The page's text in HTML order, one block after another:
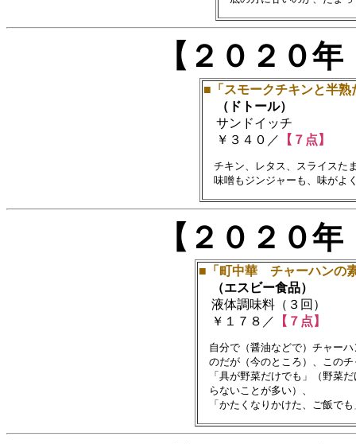
【２０２０
■「スモークチキンと半
（ドトール）
サンドイッチ
￥３４０／
【７点】
チキン、レタス、スライスた
【２０２０
■「町中華 チャーハンの
（エスビー食品）
液体調味料（３回）
￥１７８／ 【７点】
自分で（醤油などで）チャー
のだが（今のところ）、このチ
「具が野菜だけでも」（野菜だ
らないことが多い）、